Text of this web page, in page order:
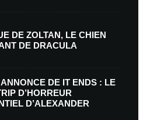
DE ZOLTAN, LE CHIEN
DE DRACULA
DE IT ENDS : LE
D’HORREUR
D’ALEXANDER